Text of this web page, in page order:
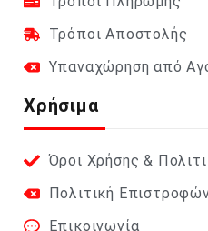
Τρόποι Αποστολής
Υπαναχώρηση από
Χρήσιμα
Όροι Χρήσης &
Πολιτική
Επικοινωνία